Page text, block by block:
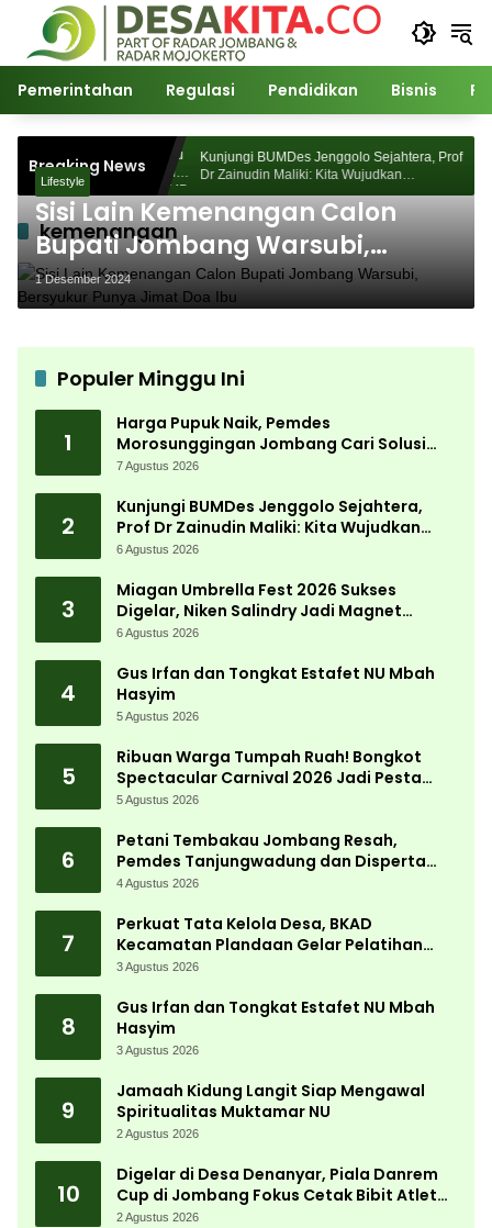
Langsung
konten
Pemerintahan Regulasi Pendidikan Bisnis
Breaking News
Akademik
Kunjungi BUMDes Jenggolo Sejahtera, Prof
Dr Zainudin Maliki: Kita Wujudkan
Kemandirian Ekonomi dengan Potensi Desa
kemenangan
Lifestyle
Sisi Lain Kemenangan Calon
Bupati Jombang Warsubi,
Bersyukur Punya Jimat Doa Ibu
1 Desember 2024
Populer Minggu Ini
1
Harga Pupuk Naik, Pemdes
Morosunggingan Jombang Cari Solusi
Lewat Kajian Akademik
7 Agustus 2026
2
Kunjungi BUMDes Jenggolo Sejahtera,
Prof Dr Zainudin Maliki: Kita Wujudkan
Kemandirian Ekonomi dengan Potensi
6 Agustus 2026
3
Miagan Umbrella Fest 2026 Sukses
Digelar, Niken Salindry Jadi Magnet
Ribuan Pengunjung
6 Agustus 2026
4
Gus Irfan dan Tongkat Estafet NU Mbah
Hasyim
5 Agustus 2026
5
Ribuan Warga Tumpah Ruah! Bongkot
Spectacular Carnival 2026 Jadi Pesta
Kemerdekaan Terbesar di Peterongan
5 Agustus 2026
6
Petani Tembakau Jombang Resah,
Pemdes Tanjungwadung dan Disperta
Bergerak Cepat
4 Agustus 2026
7
Perkuat Tata Kelola Desa, BKAD
Kecamatan Plandaan Gelar Pelatihan
Aparatur Pemdes
3 Agustus 2026
8
Gus Irfan dan Tongkat Estafet NU Mbah
Hasyim
3 Agustus 2026
9
Jamaah Kidung Langit Siap Mengawal
Spiritualitas Muktamar NU
2 Agustus 2026
10
Digelar di Desa Denanyar, Piala Danrem
Cup di Jombang Fokus Cetak Bibit Atlet
Menembak Berprestasi
2 Agustus 2026